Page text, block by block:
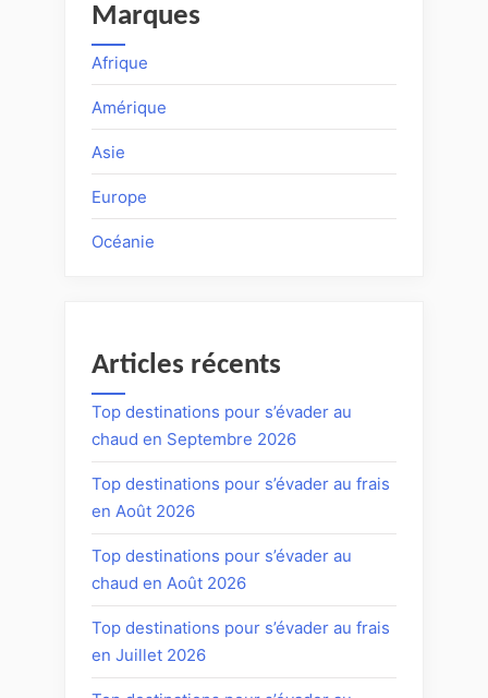
Marques
Afrique
Amérique
Asie
Europe
Océanie
Articles récents
Top destinations pour s’évader au
chaud en Septembre 2026
Top destinations pour s’évader au frais
en Août 2026
Top destinations pour s’évader au
chaud en Août 2026
Top destinations pour s’évader au frais
en Juillet 2026